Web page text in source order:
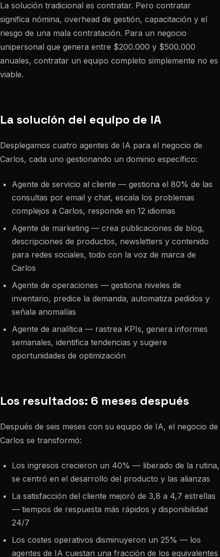
La solución tradicional es contratar. Pero contratar
significa nómina, overhead de gestión, capacitación y el
riesgo de una mala contratación. Para un negocio
unipersonal que genera entre $200.000 y $500.000
anuales, contratar un equipo completo simplemente no es
viable.
La solución del equipo de IA
Desplegamos cuatro agentes de IA para el negocio de
Carlos, cada uno gestionando un dominio específico:
Agente de servicio al cliente — gestiona el 80% de las
consultas por email y chat, escala los problemas
complejos a Carlos, responde en 12 idiomas
Agente de marketing — crea publicaciones de blog,
descripciones de productos, newsletters y contenido
para redes sociales, todo con la voz de marca de
Carlos
Agente de operaciones — gestiona niveles de
inventario, predice la demanda, automatiza pedidos y
señala anomalías
Agente de analítica — rastrea KPIs, genera informes
semanales, identifica tendencias y sugiere
oportunidades de optimización
Los resultados: 6 meses después
Después de seis meses con su equipo de IA, el negocio de
Carlos se transformó:
Los ingresos crecieron un 40% — liberado de la rutina,
se centró en el desarrollo del producto y las alianzas
La satisfacción del cliente mejoró de 3,8 a 4,7 estrellas
— tiempos de respuesta más rápidos y disponibilidad
24/7
Los costes operativos disminuyeron un 25% — los
agentes de IA cuestan una fracción de los equivalentes